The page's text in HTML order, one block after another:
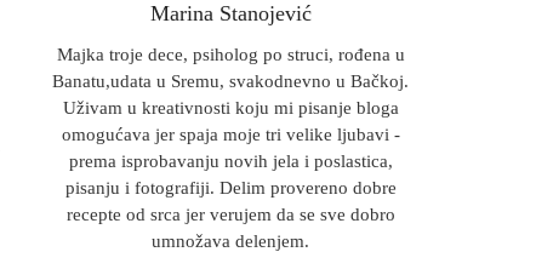
Marina Stanojević
Majka troje dece, psiholog po struci, rođena u
Banatu,udata u Sremu, svakodnevno u Bačkoj.
Uživam u kreativnosti koju mi pisanje bloga
omogućava jer spaja moje tri velike ljubavi -
prema isprobavanju novih jela i poslastica,
pisanju i fotografiji. Delim provereno dobre
recepte od srca jer verujem da se sve dobro
umnožava delenjem.